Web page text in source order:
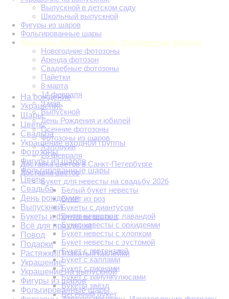
Выпускной в детском саду
Школьный выпускной
Фигуры из шаров
Фольгированные шары
Фотозоны. Аренда фотозон. Изготовление фотозон
Новогодние фотозоны
Аренда фотозон
Свадебные фотозоны
Пайетки
8 марта
14 февраля
9 мая
Выпускной
День Рождения и юбилей
Осенние фотозоны
Фотозоны из шаров
Хэллоуин
23 февраля
Доставка цветов в Санкт-Петербурге
Доставка цветов
Букет для невесты на свадьбу 2026
Белый букет невесты
Букет из роз
Букеты с диантусом
Букет невесты с лавандой
Букет невесты с орхидеями
Букет невесты с хлопком
Букет невесты с эустомой
Букет с гортензией
Букет с каллами
Букет с пионами
Букет с ранункулюсами
Букеты звёзд
Весенний букет
На рождение
Украшение
Шары
Цветы
Свадьба
Украшение входной группы
Фотозоны
Фигуры из шаров
Фольгированные шары
Цветы
Свадьба
День рождения
Выпускной
Букеты и фонтаны шаров
Всё для праздника
Повод
Подарки
Растяжки|Плакаты|Наклейки
Украшение
Украшение на выпускной
Фигуры из шаров
Фольгированные шары